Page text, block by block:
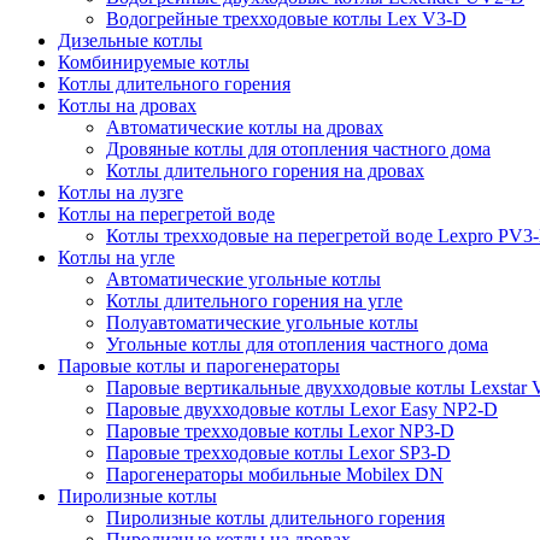
Водогрейные трехходовые котлы Lex V3-D
Дизельные котлы
Комбинируемые котлы
Котлы длительного горения
Котлы на дровах
Автоматические котлы на дровах
Дровяные котлы для отопления частного дома
Котлы длительного горения на дровах
Котлы на лузге
Котлы на перегретой воде
Котлы трехходовые на перегретой воде Lexpro
Котлы на угле
Автоматические угольные котлы
Котлы длительного горения на угле
Полуавтоматические угольные котлы
Угольные котлы для отопления частного дома
Паровые котлы и парогенераторы
Паровые вертикальные двухходовые котлы Lexstar
Паровые двухходовые котлы Lexor Easy NP2-D
Паровые трехходовые котлы Lexor NP3-D
Паровые трехходовые котлы Lexor SP3-D
Парогенераторы мобильные Mobilex DN
Пиролизные котлы
Пиролизные котлы длительного горения